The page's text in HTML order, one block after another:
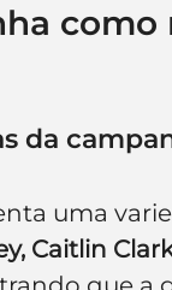
da
uma
Caitlin